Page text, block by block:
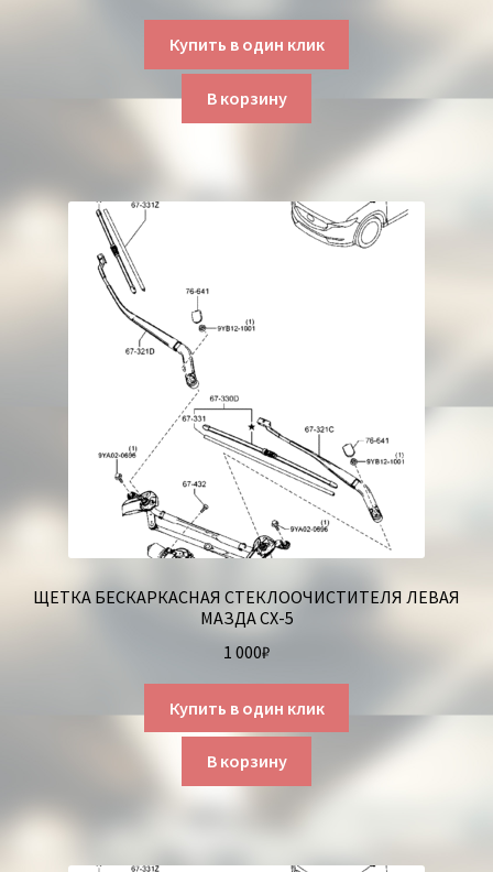
Купить в один клик
В корзину
ЩЕТКА БЕСКАРКАСНАЯ СТЕКЛООЧИСТИТЕЛЯ ЛЕВАЯ
МАЗДА СХ-5
1 000₽
Купить в один клик
В корзину